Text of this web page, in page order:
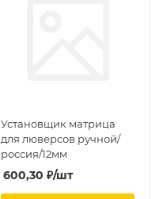
Установщик матрица
для люверсов ручной/
россия/12мм
600,30 ₽/шт